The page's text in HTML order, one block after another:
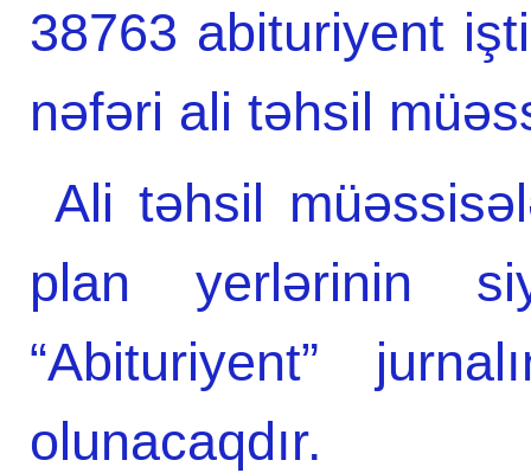
38763 abituriyent
nəfəri ali təhsil
Ali təhsil
plan yerlərinin
“Abituriyent”
olunacaqdır.